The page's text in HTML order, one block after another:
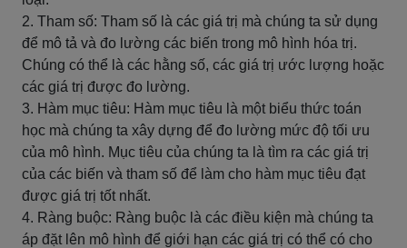
2. Tham số: Tham số là các giá trị mà chúng ta sử dụng
để mô tả và đo lường các biến trong mô hình hóa trị.
Chúng có thể là các hằng số, các giá trị ước lượng hoặc
các giá trị được đo lường.
3. Hàm mục tiêu: Hàm mục tiêu là một biểu thức toán
học mà chúng ta xây dựng để đo lường mức độ tối ưu
của mô hình. Mục tiêu của chúng ta là tìm ra các giá trị
của các biến và tham số để làm cho hàm mục tiêu đạt
được giá trị tốt nhất.
4. Ràng buộc: Ràng buộc là các điều kiện mà chúng ta
áp đặt lên mô hình để giới hạn các giá trị có thể có cho